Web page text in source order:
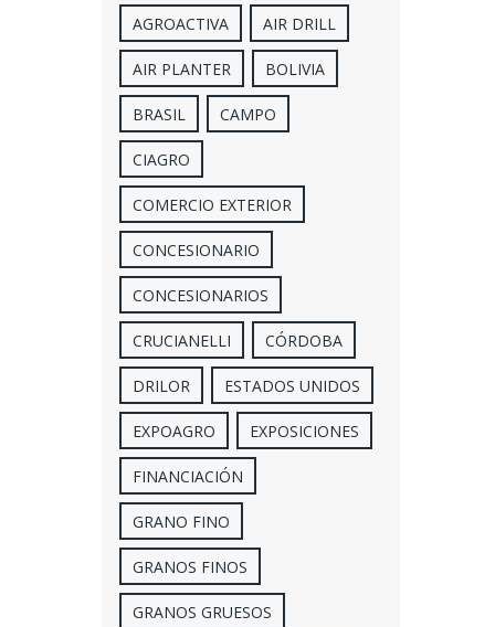
AGROACTIVA AIR DRILL
AIR PLANTER BOLIVIA
BRASIL CAMPO
CIAGRO
COMERCIO EXTERIOR
CONCESIONARIO
CONCESIONARIOS
CRUCIANELLI CÓRDOBA
DRILOR ESTADOS UNIDOS
EXPOAGRO EXPOSICIONES
FINANCIACIÓN
GRANO FINO
GRANOS FINOS
GRANOS GRUESOS